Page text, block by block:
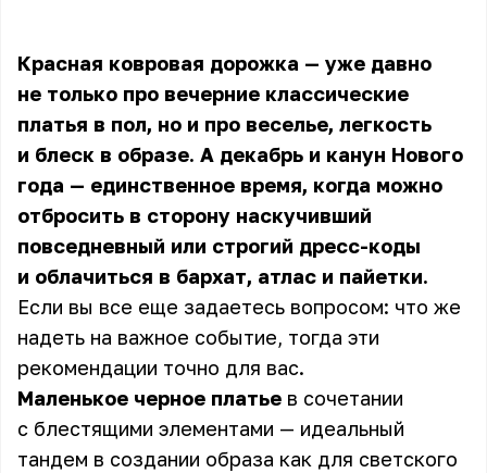
Красная ковровая дорожка — уже давно
не только про вечерние классические
платья в пол, но и про веселье, легкость
и блеск в образе. А декабрь и канун Нового
года — единственное время, когда можно
отбросить в сторону наскучивший
повседневный или строгий дресс-коды
и облачиться в бархат, атлас и пайетки.
Если вы все еще задаетесь вопросом: что же
надеть на важное событие, тогда эти
рекомендации точно для вас.
Маленькое черное платье в сочетании
с блестящими элементами — идеальный
тандем в создании образа как для светского